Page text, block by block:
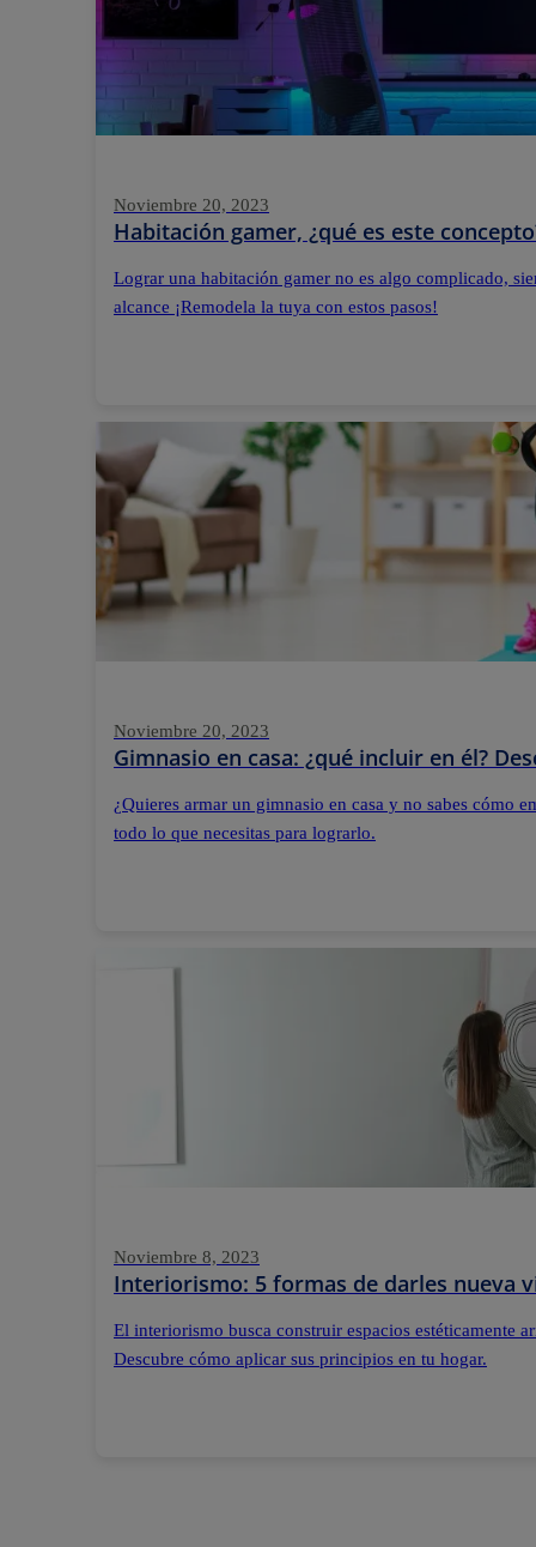
Noviembre 20, 2023
Habitación gamer, ¿qué es este
Lograr una habitación gamer no es algo complicado,
alcance ¡Remodela la tuya con estos pasos!
Noviembre 20, 2023
Gimnasio en casa: ¿qué incluir en él?
¿Quieres armar un gimnasio en casa y no sabes cómo
todo lo que necesitas para lograrlo.
Noviembre 8, 2023
Interiorismo: 5 formas de darles nueva
El interiorismo busca construir espacios estéticamente
Descubre cómo aplicar sus principios en tu hogar.